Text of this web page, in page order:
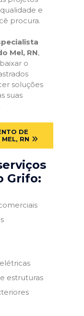
e
procura.
Mel, RN,
o
soluções
suas
DE
RN
Grifo:
estruturas